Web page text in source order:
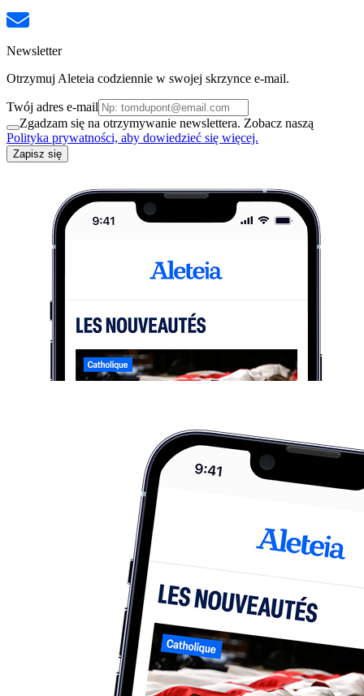
Newsletter
Otrzymuj Aleteia codziennie w swojej skrzynce e-mail.
Twój adres e-mail
Zgadzam się na otrzymywanie newslettera. Zobacz naszą
Polityka prywatności, aby dowiedzieć się więcej.
Zapisz się